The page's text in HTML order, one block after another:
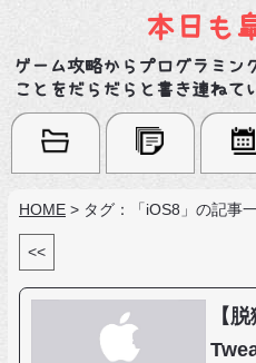
本日も
ゲーム攻略からプログラミン
ことをだらだらと書き連ねて
HOME > タグ：「iOS8」の記事
<<
【